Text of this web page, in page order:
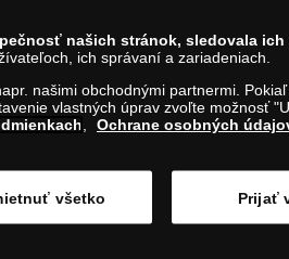
našich stránok, sledovala
ich správaní a zariadeniach.
našimi obchodnými partnermi. Pokiaľ
vlastných úprav zvoľte možnosť
Ochrane osobných
všetko Prijať